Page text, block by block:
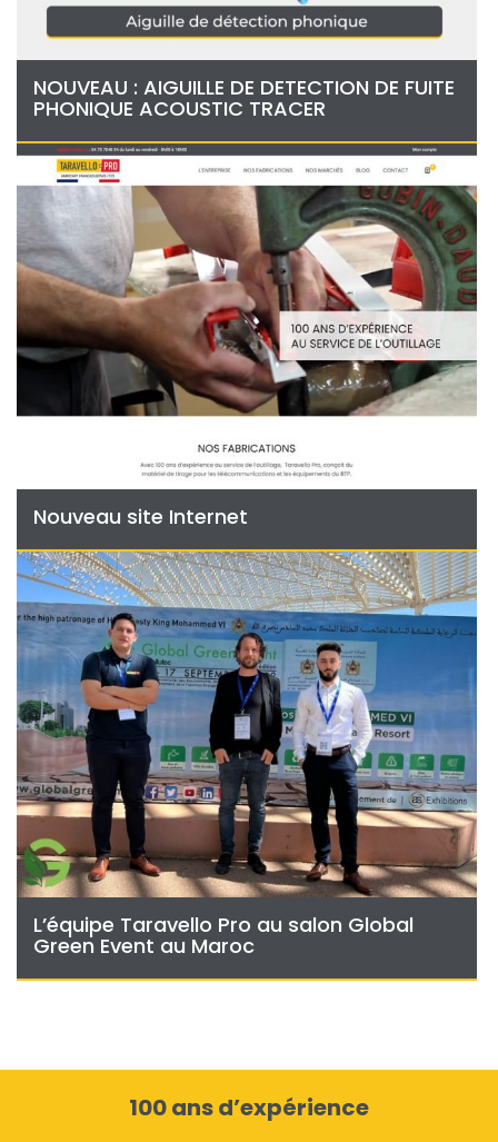
NOUVEAU : AIGUILLE DE DETECTION DE FUITE
PHONIQUE ACOUSTIC TRACER
Nouveau site Internet
L’équipe Taravello Pro au salon Global
Green Event au Maroc
100 ans d’expérience